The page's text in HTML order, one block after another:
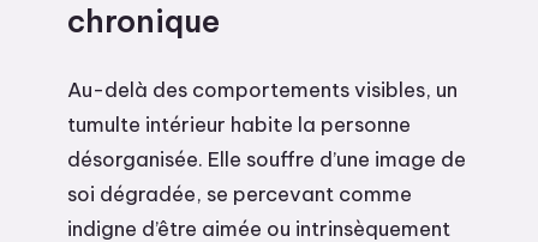
chronique
Au-delà des comportements visibles, un
tumulte intérieur habite la personne
désorganisée. Elle souffre d’une image de
soi dégradée, se percevant comme
indigne d’être aimée ou intrinsèquement